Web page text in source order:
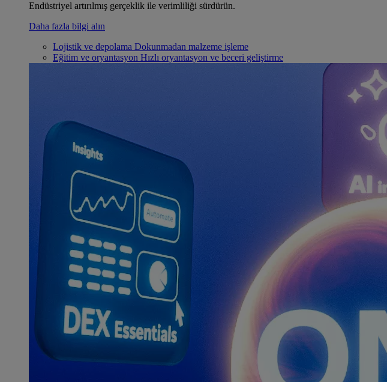
Endüstriyel artırılmış gerçeklik ile verimliliği sürdürün.
Daha fazla bilgi alın
Lojistik ve depolama Dokunmadan malzeme işleme
Eğitim ve oryantasyon Hızlı oryantasyon ve beceri geliştirme